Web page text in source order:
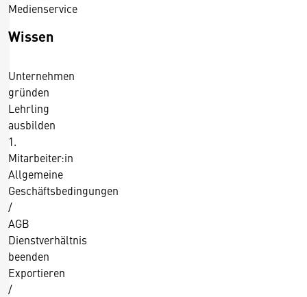
Medienservice
Wissen
Unternehmen
gründen
Lehrling
ausbilden
1.
Mitarbeiter:in
Allgemeine
Geschäftsbedingungen
/
AGB
Dienstverhältnis
beenden
Exportieren
/